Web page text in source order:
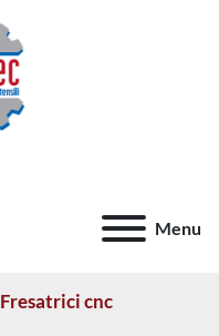
Menu
Fresatrici cnc